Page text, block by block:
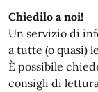
Chiedilo a noi!
Un servizio di
a tutte (o quasi)
È possibile
consigli di